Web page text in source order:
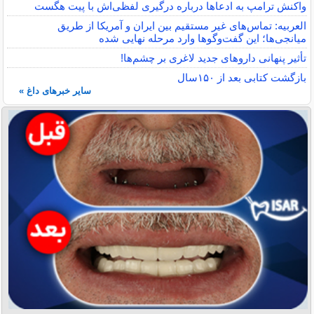
واکنش ترامپ به ادعاها درباره درگیری لفظی‌اش با پیت هگست
العربیه: تماس‌های غیر مستقیم بین ایران و آمریکا از طریق
میانجی‌ها؛ این گفت‌و‌گو‌ها وارد مرحله نهایی شده
تأثیر پنهانی داروهای جدید لاغری بر چشم‌ها!
بازگشت کتابی بعد از ۱۵۰سال
سایر خبرهای داغ »